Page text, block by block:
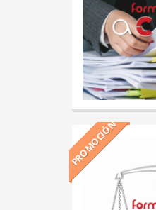
PROMOCIÓN